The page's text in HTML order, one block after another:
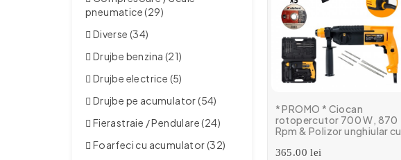
pneumatice (29)
Diverse (34)
Drujbe benzina (21)
Drujbe electrice (5)
Drujbe pe acumulator (54)
Fierastraie / Pendulare (24)
Foarfeci cu acumulator (32)
* PROMO * Ciocan
rotopercutor 700 W, 870
Rpm & Polizor unghiular cu
+ 5 disc metal
365.00 lei